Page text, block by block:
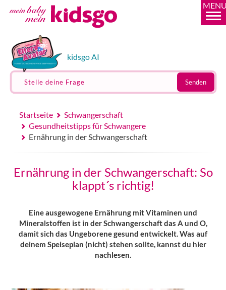
kidsgo AI
Stelle deine Frage Senden
Startseite
Schwangerschaft
Gesundheitstipps für Schwangere
Ernährung in der Schwangerschaft
Ernährung in der Schwangerschaft: So
klappt´s richtig!
Eine ausgewogene Ernährung mit Vitaminen und
Mineralstoffen ist in der Schwangerschaft das A und O,
damit sich das Ungeborene gesund entwickelt. Was auf
deinem Speiseplan (nicht) stehen sollte, kannst du hier
nachlesen.